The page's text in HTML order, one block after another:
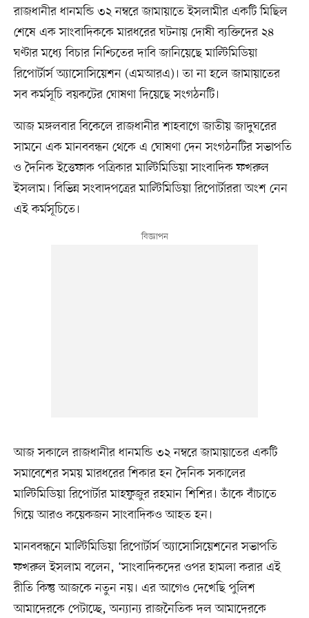
রাজধানীর ধানমন্ডি ৩২ নম্বরে জামায়াতে ইসলামীর একটি মিছিল
শেষে এক সাংবাদিককে মারধরের ঘটনায় দোষী ব্যক্তিদের ২৪
ঘণ্টার মধ্যে বিচার নিশ্চিতের দাবি জানিয়েছে মাল্টিমিডিয়া
রিপোর্টার্স অ্যাসোসিয়েশন (এমআরএ)। তা না হলে জামায়াতের
সব কর্মসূচি বয়কটের ঘোষণা দিয়েছে সংগঠনটি।
আজ মঙ্গলবার বিকেলে রাজধানীর শাহবাগে জাতীয় জাদুঘরের
সামনে এক মানববন্ধন থেকে এ ঘোষণা দেন সংগঠনটির সভাপতি
ও দৈনিক ইত্তেফাক পত্রিকার মাল্টিমিডিয়া সাংবাদিক ফখরুল
ইসলাম। বিভিন্ন সংবাদপত্রের মাল্টিমিডিয়া রিপোর্টাররা অংশ নেন
এই কর্মসূচিতে।
আজ সকালে রাজধানীর ধানমন্ডি ৩২ নম্বরে জামায়াতের একটি
সমাবেশের সময় মারধরের শিকার হন দৈনিক সকালের
মাল্টিমিডিয়া রিপোর্টার মাহফুজুর রহমান শিশির। তাঁকে বাঁচাতে
গিয়ে আরও কয়েকজন সাংবাদিকও আহত হন।
মানববন্ধনে মাল্টিমিডিয়া রিপোর্টার্স অ্যাসোসিয়েশনের সভাপতি
ফখরুল ইসলাম বলেন, ‘সাংবাদিকদের ওপর হামলা করার এই
রীতি কিন্তু আজকে নতুন নয়। এর আগেও দেখেছি পুলিশ
আমাদেরকে পেটাচ্ছে, অন্যান্য রাজনৈতিক দল আমাদেরকে